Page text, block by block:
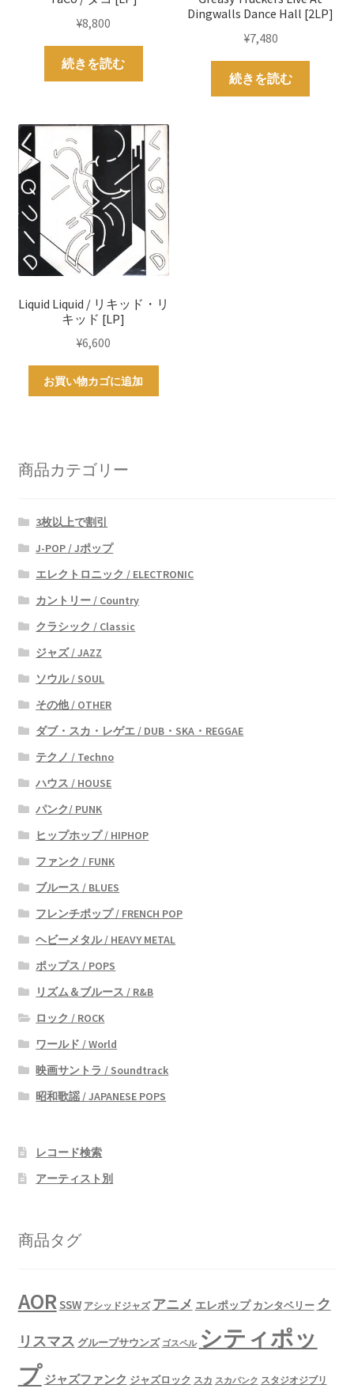
¥8,800
続きを読む
Dingwalls Dance Hall [2LP]
¥7,480
続きを読む
Liquid Liquid / リキッド・リ
キッド [LP]
¥6,600
お買い物カゴに追加
商品カテゴリー
3枚以上で割引
J-POP / Jポップ
エレクトロニック / ELECTRONIC
カントリー / Country
クラシック / Classic
ジャズ / JAZZ
ソウル / SOUL
その他 / OTHER
ダブ・スカ・レゲエ / DUB・SKA・REGGAE
テクノ / Techno
ハウス / HOUSE
パンク/ PUNK
ヒップホップ / HIPHOP
ファンク / FUNK
ブルース / BLUES
フレンチポップ / FRENCH POP
ヘビーメタル / HEAVY METAL
ポップス / POPS
リズム＆ブルース / R&B
ロック / ROCK
ワールド / World
映画サントラ / Soundtrack
昭和歌謡 / JAPANESE POPS
レコード検索
アーティスト別
商品タグ
AORSSW アシッドジャズ アニメ エレポップ カンタベリー ク
リスマス グループサウンズ ゴスペル シティポッ
プ ジャズファンク ジャズロック スカ スカパンク スタジオジブリ